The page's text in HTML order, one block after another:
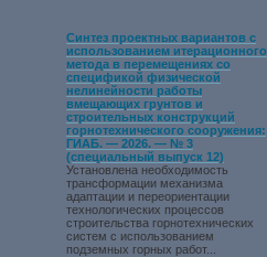
Синтез проектных вариантов с
использованием итерационного
метода в перемещениях со
спецификой физической
нелинейности работы
вмещающих грунтов и
строительных конструкций
горнотехнического сооружения:
ГИАБ. — 2026. — № 3
(специальный выпуск 12)
Установлена необходимость
трансформации механизма
адаптации и переориентации
технологических процессов
строительства горнотехнических
систем с использованием
подземных горных работ...